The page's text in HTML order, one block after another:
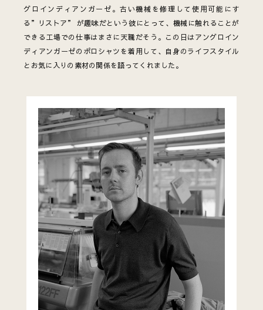
グロインディアンガーゼ。古い機械を修理して使用可能にす
る”リストア” が趣味だという彼にとって、機械に触れることが
できる工場での仕事はまさに天職だそう。この日はアングロイン
ディアンガーゼのポロシャツを着用して、自身のライフスタイル
とお気に入りの素材の関係を語ってくれました。